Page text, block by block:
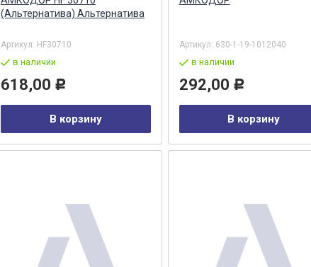
(Альтернатива) Альтернатива
Артикул: HF30710
в наличии
618,00 Р
В корзину
Артикул: 630-1-19-1012040
в наличии
292,00 Р
В корзину